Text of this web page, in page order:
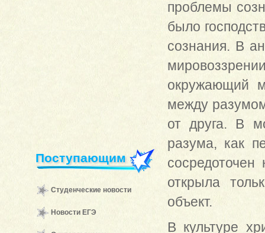
Поступающим
Студенческие новости
Новости ЕГЭ
проблемы
было
сознания. В
окружающий
между
от друга. В
разума, как
открыла
объект.
В культуре